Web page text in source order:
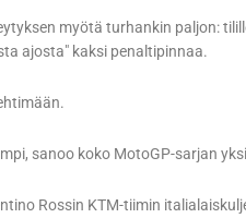
myötä turhankin paljon:
ajosta" kaksi penaltipinnaa.
sanoo koko MotoGP-sarjan
Rossin KTM-tiimin